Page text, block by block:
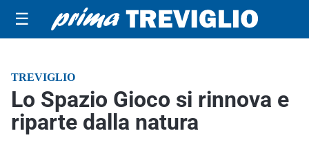
☰
TREVIGLIO
Lo Spazio Gioco si rinnova e
riparte dalla natura